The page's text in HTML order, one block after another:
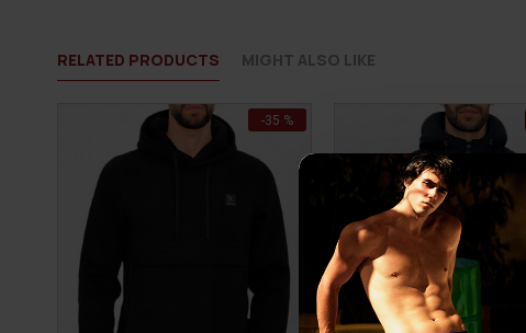
RELATED PRODUCTS MIGHT ALSO LIKE
-35 %